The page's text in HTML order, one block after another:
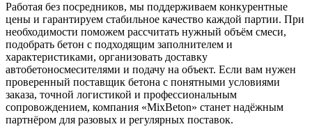
Работая без посредников, мы поддерживаем конкурентные
цены и гарантируем стабильное качество каждой партии. При
необходимости поможем рассчитать нужный объём смеси,
подобрать бетон с подходящим заполнителем и
характеристиками, организовать доставку
автобетоносмесителями и подачу на объект. Если вам нужен
проверенный поставщик бетона с понятными условиями
заказа, точной логистикой и профессиональным
сопровождением, компания «MixBeton» станет надёжным
партнёром для разовых и регулярных поставок.